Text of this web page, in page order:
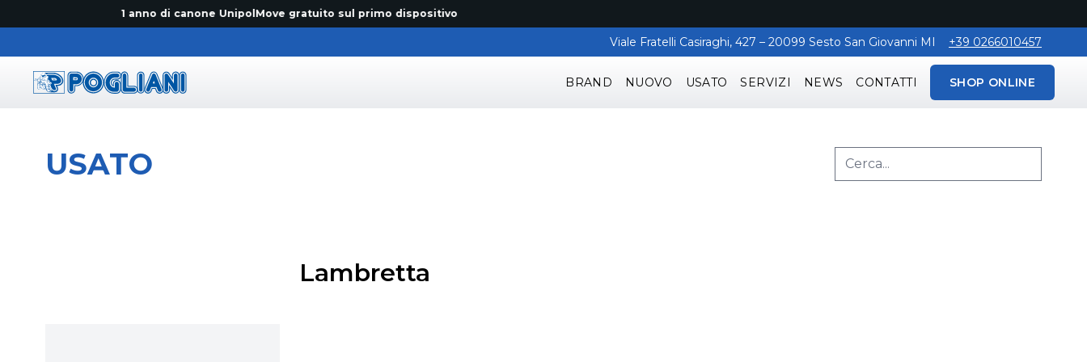
1 anno di canone UnipolMove gratuito sul primo dispositivo
Viale Fratelli Casiraghi, 427 – 20099 Sesto San Giovanni MI +39 0266010457
BRAND NUOVO USATO SERVIZI NEWS CONTATTI SHOP ONLINE
USATO
Lambretta